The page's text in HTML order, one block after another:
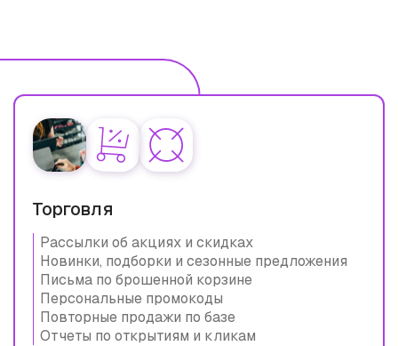
Торговля
Рассылки об акциях и скидках
Новинки, подборки и сезонные предложения
Письма по брошенной корзине
Персональные промокоды
Повторные продажи по базе
Отчеты по открытиям и кликам